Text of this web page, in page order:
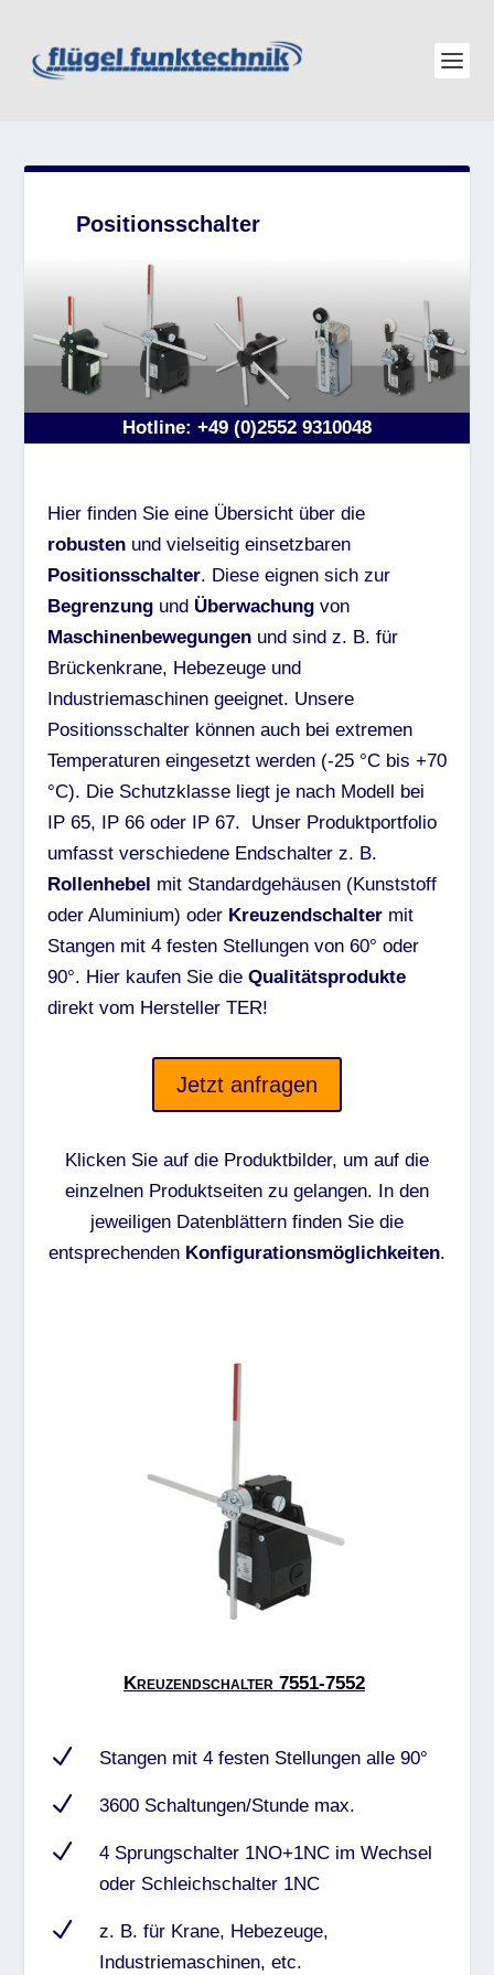
Positionsschalter
Hotline: +49 (0)2552 9310048
Hier finden Sie eine Übersicht über die
robusten und vielseitig einsetzbaren
Positionsschalter. Diese eignen sich zur
Begrenzungund Überwachungvon
Maschinenbewegungenund sind z. B. für
Brückenkrane, Hebezeuge und
Industriemaschinen geeignet. Unsere
Positionsschalter können auch bei extremen
Temperaturen eingesetzt werden (-25 °C bis +70
°C). Die Schutzklasse liegt je nach Modell bei
IP 65, IP 66 oder IP 67. Unser Produktportfolio
umfasst verschiedene Endschalter z. B.
Rollenhebel mit Standardgehäusen (Kunststoff
oder Aluminium) oder Kreuzendschaltermit
Stangen mit 4 festen Stellungen von 60° oder
90°. Hier kaufen Sie die Qualitätsprodukte
direkt vom Hersteller TER!
Jetzt anfragen
Klicken Sie auf die Produktbilder, um auf die
einzelnen Produktseiten zu gelangen. In den
jeweiligen Datenblättern finden Sie die
entsprechenden Konfigurationsmöglichkeiten.
Kreuzendschalter 7551-7552
N Stangen mit 4 festen Stellungen alle 90°
N 3600 Schaltungen/Stunde max.
N
4 Sprungschalter 1NO+1NC im Wechsel
oder Schleichschalter 1NC
N
z. B. für Krane, Hebezeuge,
Industriemaschinen, etc.